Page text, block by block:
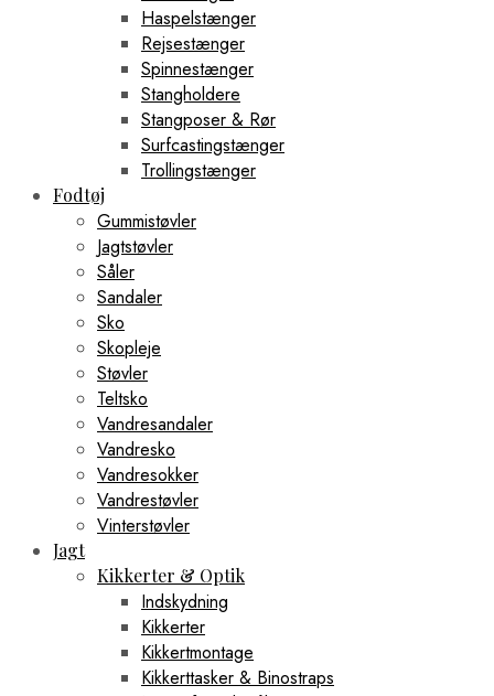
Haspelstænger
Rejsestænger
Spinnestænger
Stangholdere
Stangposer & Rør
Surfcastingstænger
Trollingstænger
Fodtøj
Gummistøvler
Jagtstøvler
Såler
Sandaler
Sko
Skopleje
Støvler
Teltsko
Vandresandaler
Vandresko
Vandresokker
Vandrestøvler
Vinterstøvler
Jagt
Kikkerter & Optik
Indskydning
Kikkerter
Kikkertmontage
Kikkerttasker & Binostraps